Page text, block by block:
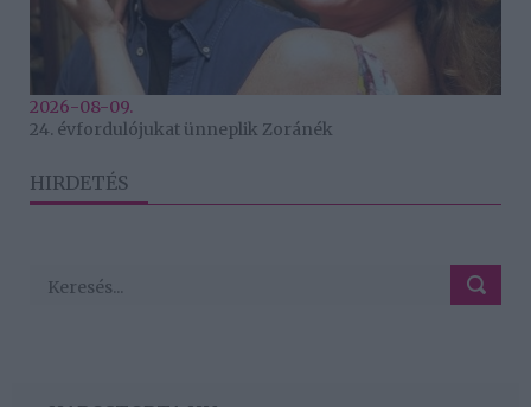
2026-08-09.
24. évfordulójukat ünneplik Zoránék
HIRDETÉS